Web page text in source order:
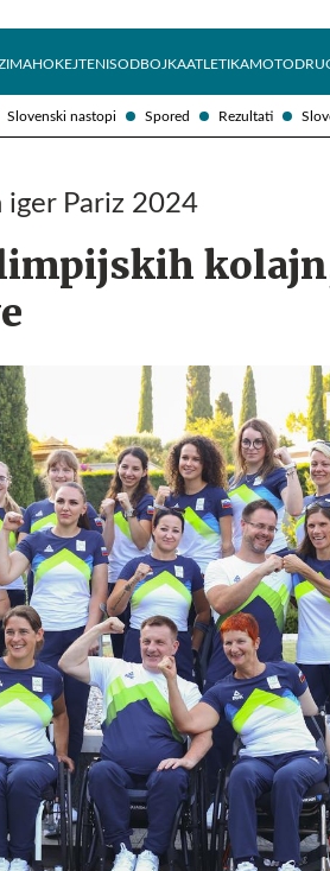
Slovenski nastopi Spored Rezultati
HOKEJTENISODBOJKAATLETIKAMOTO
iger Pariz 2024